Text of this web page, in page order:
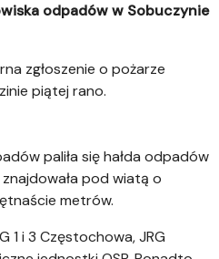
odpadów w Sobuczynie
zgłoszenie o pożarze
piątej rano.
paliła się hałda odpadów
pod wiatą o
metrów.
1 i 3 Częstochowa, JRG